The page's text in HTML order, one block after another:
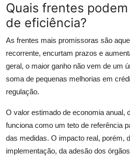
Quais frentes
de eficiência?
As frentes mais promissoras são
recorrente, encurtam prazos e
geral, o maior ganho não vem de um
soma de pequenas melhorias em
regulação.
O valor estimado de economia anual,
funciona como um teto de referência
das medidas. O impacto real, porém,
implementação, da adesão dos